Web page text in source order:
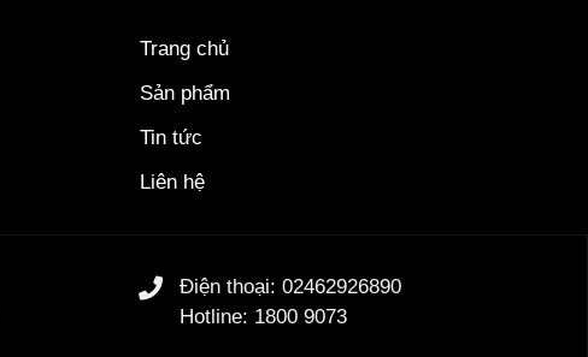
Trang chủ
Sản phẩm
Tin tức
Liên hệ
Điện thoại: 02462926890
Hotline: 1800 9073